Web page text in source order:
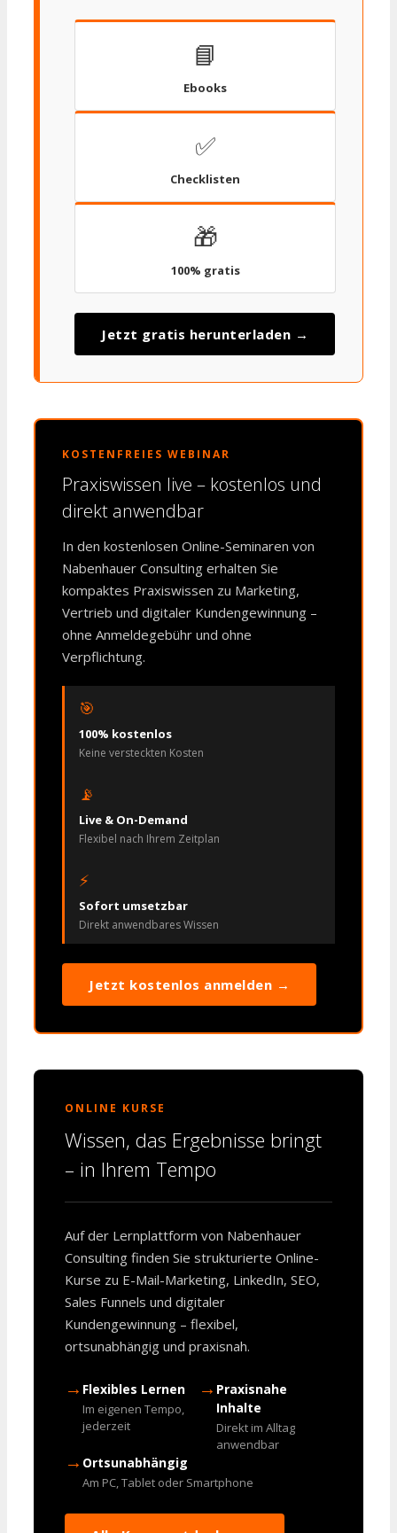
📘
Ebooks
✅
Checklisten
🎁
100% gratis
Jetzt gratis herunterladen →
KOSTENFREIES WEBINAR
Praxiswissen live – kostenlos und
direkt anwendbar
In den kostenlosen Online-Seminaren von
Nabenhauer Consulting erhalten Sie
kompaktes Praxiswissen zu Marketing,
Vertrieb und digitaler Kundengewinnung –
ohne Anmeldegebühr und ohne
Verpflichtung.
🎯
100% kostenlos
Keine versteckten Kosten
📡
Live & On-Demand
Flexibel nach Ihrem Zeitplan
⚡
Sofort umsetzbar
Direkt anwendbares Wissen
Jetzt kostenlos anmelden →
ONLINE KURSE
Wissen, das Ergebnisse bringt
– in Ihrem Tempo
Auf der Lernplattform von Nabenhauer
Consulting finden Sie strukturierte Online-
Kurse zu E-Mail-Marketing, LinkedIn, SEO,
Sales Funnels und digitaler
Kundengewinnung – flexibel,
ortsunabhängig und praxisnah.
→ Flexibles Lernen
Im eigenen Tempo,
jederzeit
→ Praxisnahe
Inhalte
Direkt im Alltag
anwendbar
→ Ortsunabhängig
Am PC, Tablet oder Smartphone